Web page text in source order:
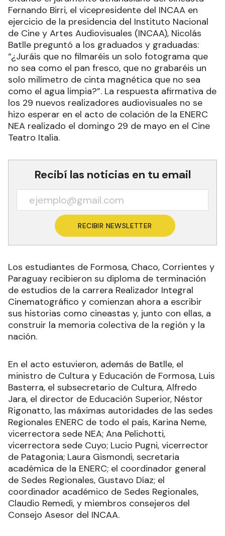
Fernando Birri, el vicepresidente del INCAA en
ejercicio de la presidencia del Instituto Nacional
de Cine y Artes Audiovisuales (INCAA), Nicolás
Batlle preguntó a los graduados y graduadas:
“¿Juráis que no filmaréis un solo fotograma que
no sea como el pan fresco, que no grabaréis un
solo milímetro de cinta magnética que no sea
como el agua limpia?”. La respuesta afirmativa de
los 29 nuevos realizadores audiovisuales no se
hizo esperar en el acto de colación de la ENERC
NEA realizado el domingo 29 de mayo en el Cine
Teatro Italia.
Recibí las noticias en tu email
RECIBIR NEWSLETTER
Los estudiantes de Formosa, Chaco, Corrientes y
Paraguay recibieron su diploma de terminación
de estudios de la carrera Realizador Integral
Cinematográfico y comienzan ahora a escribir
sus historias como cineastas y, junto con ellas, a
construir la memoria colectiva de la región y la
nación.
En el acto estuvieron, además de Batlle, el
ministro de Cultura y Educación de Formosa, Luis
Basterra, el subsecretario de Cultura, Alfredo
Jara, el director de Educación Superior, Néstor
Rigonatto, las máximas autoridades de las sedes
Regionales ENERC de todo el país, Karina Neme,
vicerrectora sede NEA; Ana Pelichotti,
vicerrectora sede Cuyo; Lucio Pugni, vicerrector
de Patagonia; Laura Gismondi, secretaria
académica de la ENERC; el coordinador general
de Sedes Regionales, Gustavo Díaz; el
coordinador académico de Sedes Regionales,
Claudio Remedi, y miembros consejeros del
Consejo Asesor del INCAA.